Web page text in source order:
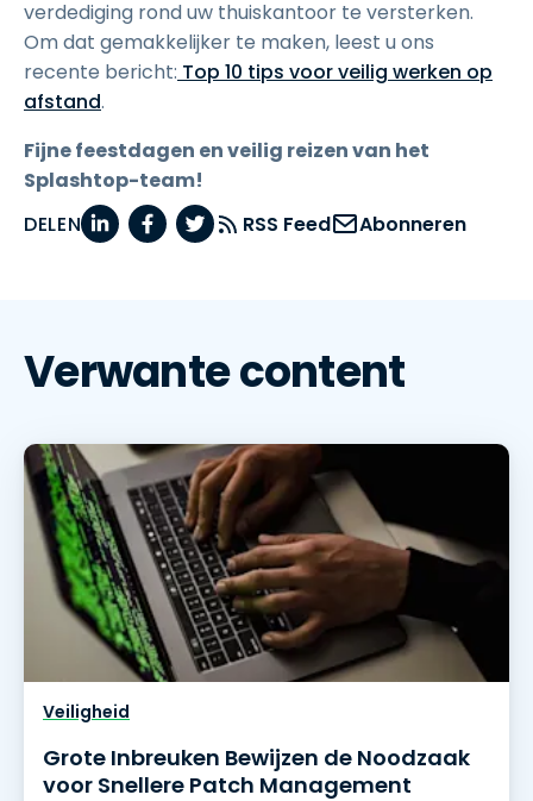
verdediging rond uw thuiskantoor te versterken.
Om dat gemakkelijker te maken, leest u ons
recente bericht: Top 10 tips voor veilig werken op
afstand.
Fijne feestdagen en veilig reizen van het
Splashtop-team!
DELEN
RSS Feed Abonneren
Verwante content
Veiligheid
Grote Inbreuken Bewijzen de Noodzaak
voor Snellere Patch Management